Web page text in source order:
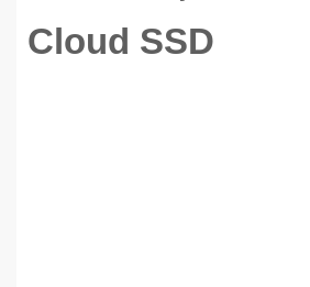
Cloud SSD